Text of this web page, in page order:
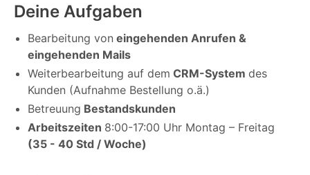
Deine Aufgaben
Bearbeitung von eingehenden Anrufen &
eingehenden Mails
Weiterbearbeitung auf dem CRM-System des
Kunden (Aufnahme Bestellung o.ä.)
Betreuung Bestandskunden
Arbeitszeiten 8:00-17:00 Uhr Montag – Freitag
(35 - 40 Std / Woche)